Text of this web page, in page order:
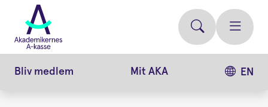
videre
hovedindhold
Bliv medlem Mit AKA EN